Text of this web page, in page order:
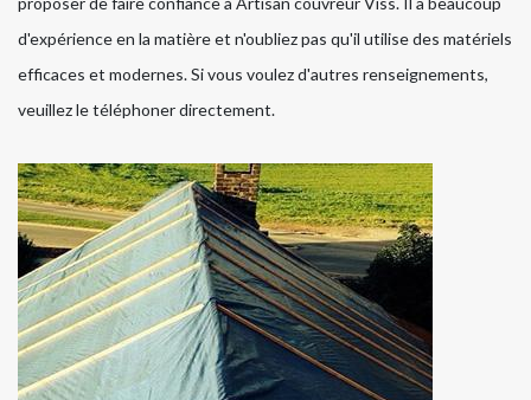
d'expérience en la matière et n'oubliez pas qu'il utilise des matériels
efficaces et modernes. Si vous voulez d'autres renseignements,
veuillez le téléphoner directement.